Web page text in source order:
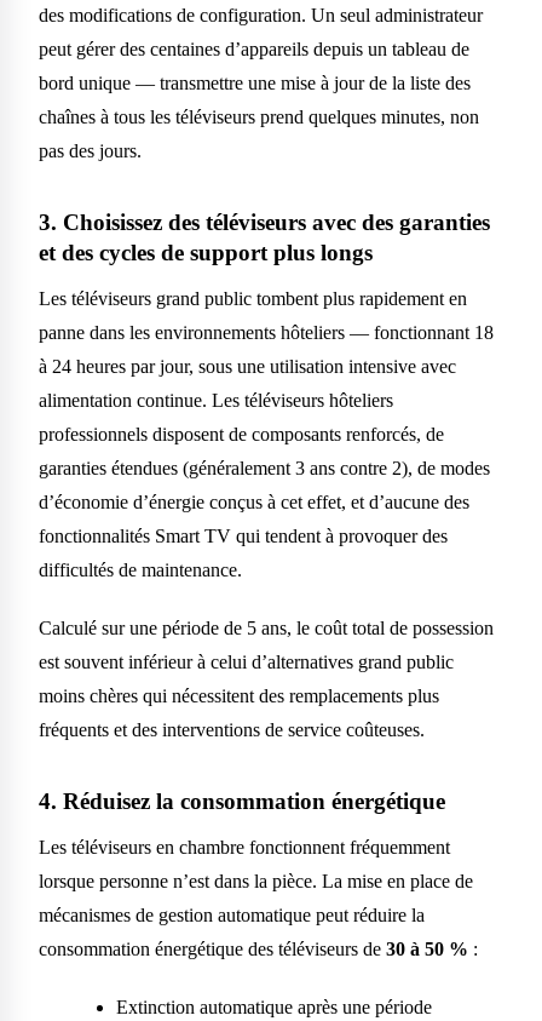
des modifications de configuration. Un seul administrateur
peut gérer des centaines d’appareils depuis un tableau de
bord unique — transmettre une mise à jour de la liste des
chaînes à tous les téléviseurs prend quelques minutes, non
pas des jours.
3. Choisissez des téléviseurs avec des garanties
et des cycles de support plus longs
Les téléviseurs grand public tombent plus rapidement en
panne dans les environnements hôteliers — fonctionnant 18
à 24 heures par jour, sous une utilisation intensive avec
alimentation continue. Les téléviseurs hôteliers
professionnels disposent de composants renforcés, de
garanties étendues (généralement 3 ans contre 2), de modes
d’économie d’énergie conçus à cet effet, et d’aucune des
fonctionnalités Smart TV qui tendent à provoquer des
difficultés de maintenance.
Calculé sur une période de 5 ans, le coût total de possession
est souvent inférieur à celui d’alternatives grand public
moins chères qui nécessitent des remplacements plus
fréquents et des interventions de service coûteuses.
4. Réduisez la consommation énergétique
Les téléviseurs en chambre fonctionnent fréquemment
lorsque personne n’est dans la pièce. La mise en place de
mécanismes de gestion automatique peut réduire la
consommation énergétique des téléviseurs de 30 à 50 % :
Extinction automatique après une période